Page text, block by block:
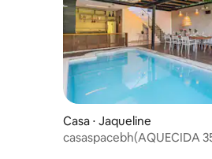
Casa ⋅ Jaqueline
casaspacebh(AQUECIDA